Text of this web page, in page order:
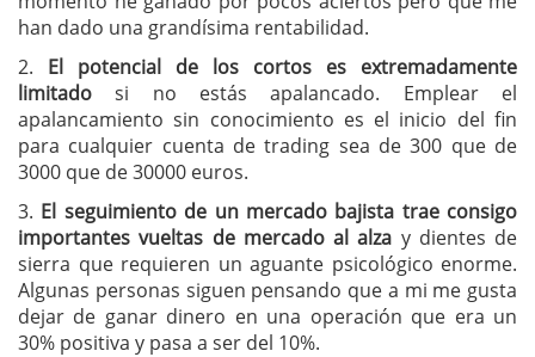
han dado una grandísima rentabilidad.
2. El potencial de los cortos es extremadamente
limitado si no estás apalancado. Emplear el
apalancamiento sin conocimiento es el inicio del fin
para cualquier cuenta de trading sea de 300 que de
3000 que de 30000 euros.
3. El seguimiento de un mercado bajista trae consigo
importantes vueltas de mercado al alza y dientes de
sierra que requieren un aguante psicológico enorme.
Algunas personas siguen pensando que a mi me gusta
dejar de ganar dinero en una operación que era un
30% positiva y pasa a ser del 10%.